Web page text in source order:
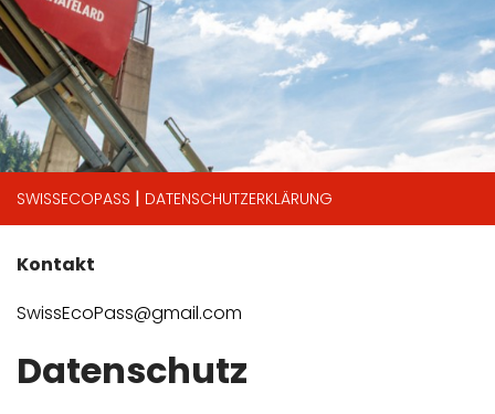
SWISSECOPASS | DATENSCHUTZERKLÄRUNG
Kontakt
SwissEcoPass@gmail.com
Datenschutz